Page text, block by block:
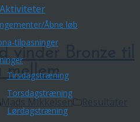
Aktiviteter
Åbne løb
tilpasninger
Tirsdagstræning
Torsdagstræning
Lørdagstræning
vinder Bronze til
mellem
Mads Mikkelsen